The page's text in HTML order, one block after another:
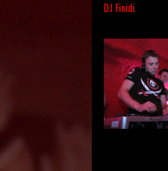
DJ Finidi